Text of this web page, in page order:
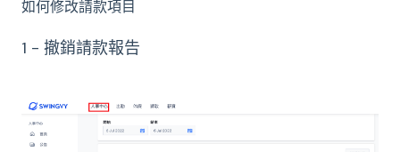
如何修改請款項目
1 - 撤銷請款報告